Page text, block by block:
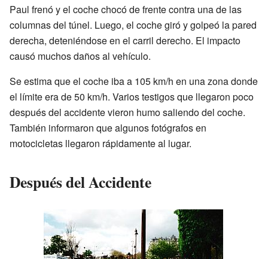
Paul frenó y el coche chocó de frente contra una de las
columnas del túnel. Luego, el coche giró y golpeó la pared
derecha, deteniéndose en el carril derecho. El impacto
causó muchos daños al vehículo.
Se estima que el coche iba a 105 km/h en una zona donde
el límite era de 50 km/h. Varios testigos que llegaron poco
después del accidente vieron humo saliendo del coche.
También informaron que algunos fotógrafos en
motocicletas llegaron rápidamente al lugar.
Después del Accidente